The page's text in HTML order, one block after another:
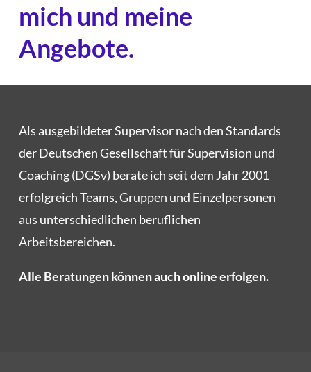
mich und meine
Angebote.
Als aus­ge­bil­de­ter Super­vi­sor nach den Stan­dards
der Deut­schen Gesell­schaft für Super­vi­si­on und
Coa­ching(DGSv) bera­te ich seit dem Jahr 2001
erfolg­reich Teams, Grup­pen und Ein­zel­per­so­nen
aus unter­schied­li­chen beruf­li­chen
Arbeitsbereichen.
Alle Bera­tun­gen kön­nen auch online erfolgen.